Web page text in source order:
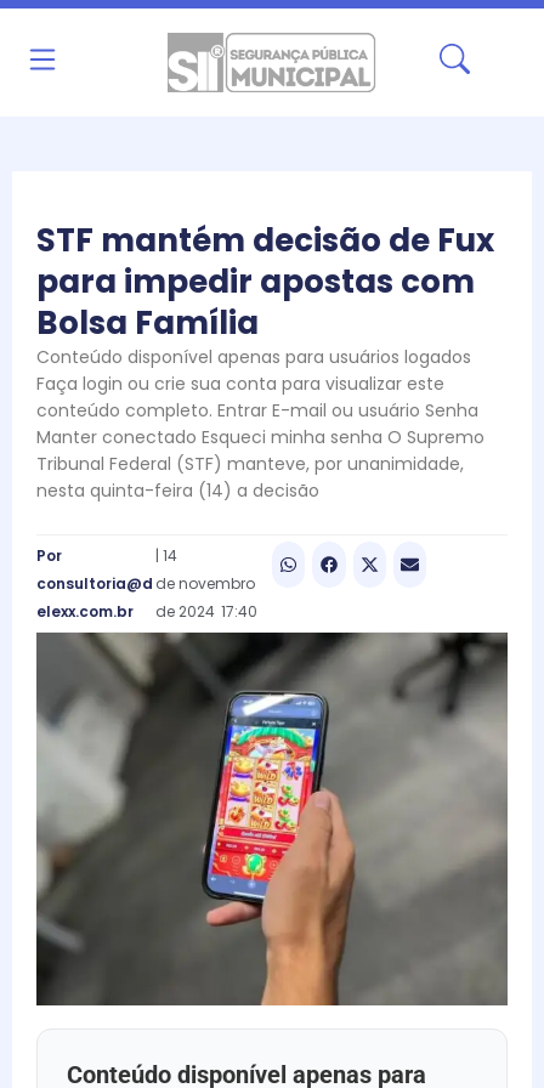
Ir
STF mantém decisão de Fux
para impedir apostas com
Bolsa Família
Conteúdo disponível apenas para usuários logados
Faça login ou crie sua conta para visualizar este
conteúdo completo. Entrar E-mail ou usuário Senha
Manter conectado Esqueci minha senha O Supremo
Tribunal Federal (STF) manteve, por unanimidade,
nesta quinta-feira (14) a decisão
Por
consultoria@d
elexx.com.br
| 14
denovembro
de 2024 17:40
Conteúdo disponível apenas para